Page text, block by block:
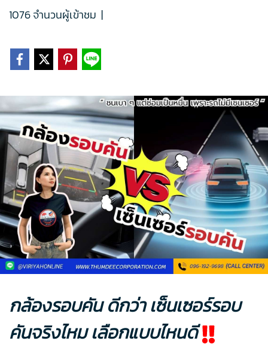
1076 จำนวนผู้เข้าชม |
กล้องรอบคัน ดีกว่า เซ็นเซอร์รอบ
คันจริงไหม เลือกแบบไหนดี